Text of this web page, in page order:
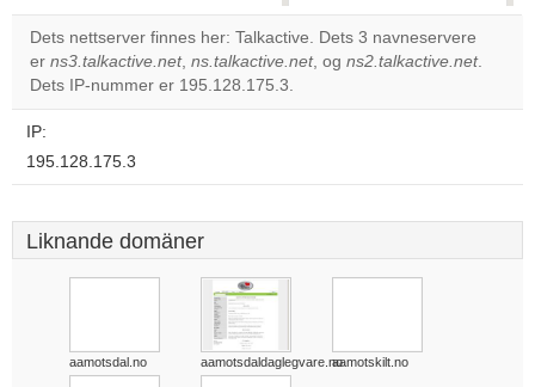
correctly.
Do you
Dets nettserver finnes her: Talkactive. Dets 3 navneservere
er ns3.talkactive.net, ns.talkactive.net, og ns2.talkactive.net.
Dets IP-nummer er 195.128.175.3.
IP:
195.128.175.3
Liknande domäner
aamotsdal.no aamotsdaldaglegvare.noaamotskilt.no